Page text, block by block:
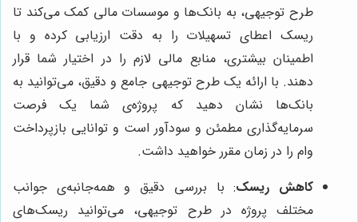
طرح توجیهی، به بانک‌ها و موسسات مالی کمک می‌کند تا
ریسک اعطای تسهیلات را به دقت ارزیابی کرده و با
اطمینان بیشتری، منابع مالی لازم را در اختیار شما قرار
دهند. با ارائه یک طرح توجیهی جامع و دقیق، می‌توانید به
بانک‌ها نشان دهید که پروژه‌ی شما یک فرصت
سرمایه‌گذاری مطمئن و سودآور است و توانایی بازپرداخت
وام را در زمان مقرر خواهید داشت.
کاهش ریسک: با بررسی دقیق و همه‌جانبه‌ی جوانب
مختلف پروژه در طرح توجیهی، می‌توانید ریسک‌های